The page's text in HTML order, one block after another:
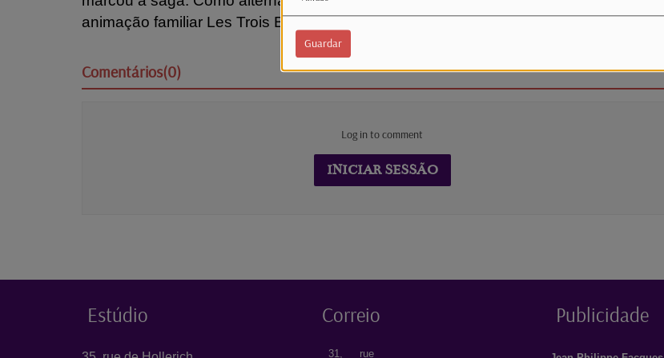
Guardar
animação familiar Les Trois Bricochons, perfeita para miúdos e graúdos.
Comentários(0)
Log in to comment
INICIAR SESSÃO
Estúdio Correio
31, rue
Publicidade